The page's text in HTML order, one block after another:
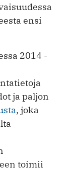
ensi
2014 -
ja paljon
, joka
toimii